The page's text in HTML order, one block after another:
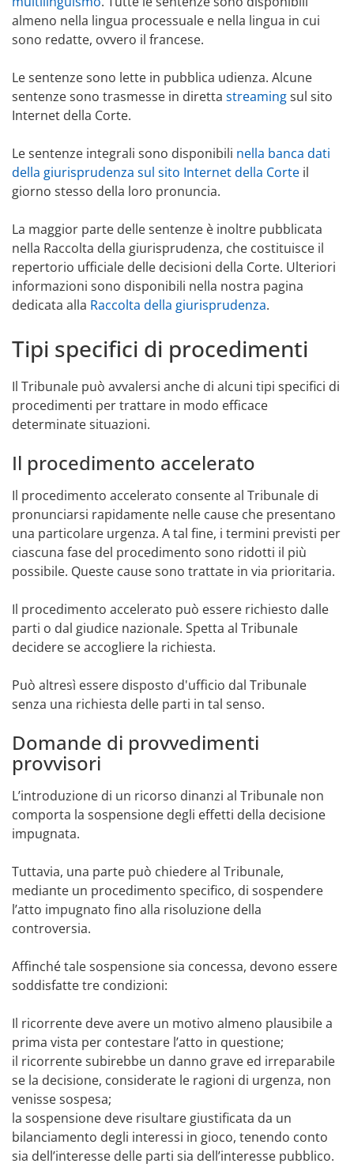
almeno nella lingua processuale e nella lingua in cui
sono redatte, ovvero il francese.
Le sentenze sono lette in pubblica udienza. Alcune
sentenze sono trasmesse in diretta streamingsul sito
Internet della Corte.
Le sentenze integrali sono disponibili nella banca dati
della giurisprudenza sul sito Internet della Corte il
giorno stesso della loro pronuncia.
La maggior parte delle sentenze è inoltre pubblicata
nella Raccolta della giurisprudenza, che costituisce il
repertorio ufficiale delle decisioni della Corte. Ulteriori
informazioni sono disponibili nella nostra pagina
dedicata alla Raccolta della giurisprudenza.
Tipi specifici di procedimenti
Il Tribunale può avvalersi anche di alcuni tipi specifici di
procedimenti per trattare in modo efficace
determinate situazioni.
Il procedimento accelerato
Il procedimento accelerato consente al Tribunale di
pronunciarsi rapidamente nelle cause che presentano
una particolare urgenza. A tal fine, i termini previsti per
ciascuna fase del procedimento sono ridotti il più
possibile. Queste cause sono trattate in via prioritaria.
Il procedimento accelerato può essere richiesto dalle
parti o dal giudice nazionale. Spetta al Tribunale
decidere se accogliere la richiesta.
Può altresì essere disposto d'ufficio dal Tribunale
senza una richiesta delle parti in tal senso.
Domande di provvedimenti
provvisori
L’introduzione di un ricorso dinanzi al Tribunale non
comporta la sospensione degli effetti della decisione
impugnata.
Tuttavia, una parte può chiedere al Tribunale,
mediante un procedimento specifico, di sospendere
l’atto impugnato fino alla risoluzione della
controversia.
Affinché tale sospensione sia concessa, devono essere
soddisfatte tre condizioni:
Il ricorrente deve avere un motivo almeno plausibile a
prima vista per contestare l’atto in questione;
il ricorrente subirebbe un danno grave ed irreparabile
se la decisione, considerate le ragioni di urgenza, non
venisse sospesa;
la sospensione deve risultare giustificata da un
bilanciamento degli interessi in gioco, tenendo conto
sia dell’interesse delle parti sia dell’interesse pubblico.